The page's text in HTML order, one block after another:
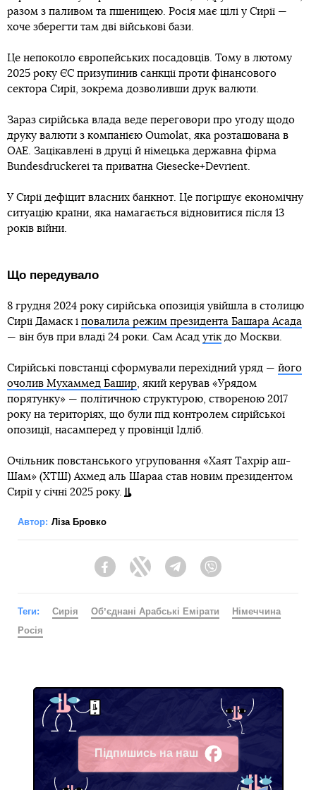
разом з паливом та пшеницею. Росія має цілі у Сирії —
хоче зберегти там дві військові бази.
Це непокоїло європейських посадовців. Тому в лютому
2025 року ЄС призупинив санкції проти фінансового
сектора Сирії, зокрема дозволивши друк валюти.
Зараз сирійська влада веде переговори про угоду щодо
друку валюти з компанією Oumolat, яка розташована в
ОАЕ. Зацікавлені в друці й німецька державна фірма
Bundesdruckerei та приватна Giesecke+Devrient.
У Сирії дефіцит власних банкнот. Це погіршує економічну
ситуацію країни, яка намагається відновитися після 13
років війни.
Що передувало
8 грудня 2024 року сирійська опозиція увійшла в столицю
Сирії Дамаск і повалила режим президента Башара Асада
— він був при владі 24 роки. Сам Асад утік до Москви.
Сирійські повстанці сформували перехідний уряд — його
очолив Мухаммед Башир , який керував «Урядом
порятунку» — політичною структурою, створеною 2017
року на територіях, що були під контролем сирійської
опозиції, насамперед у провінції Ідліб.
Очільник повстанського угруповання «Хаят Тахрір аш-
Шам» (ХТШ) Ахмед аль Шараа став новим президентом
Сирії у січні 2025 року.
Автор: Ліза Бровко
FacebookTwitter Telegram
Теги: Сирія Обʼєднані Арабські Емірати
Німеччина
Росія
Підпишись на наш
Facebook